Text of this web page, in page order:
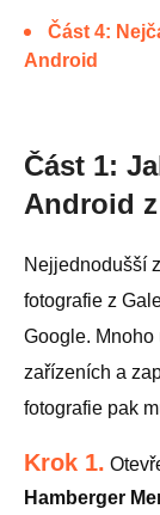
Část 4:
Android
Část 1:
Android
Nejjednodušší
fotografie z
Google.
zařízeních a
fotografie pak
Krok 1.
Hamberger